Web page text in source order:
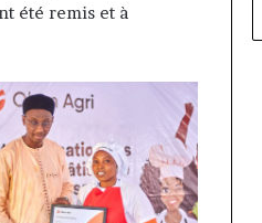
été remis et à